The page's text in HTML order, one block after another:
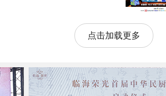
点击加载更多